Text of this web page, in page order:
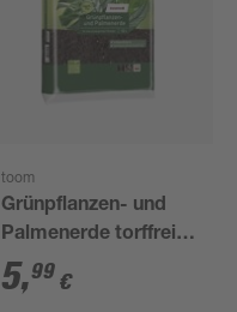
toom
Grünpflanzen- und
Palmenerde torffrei
10 l
5,99 €